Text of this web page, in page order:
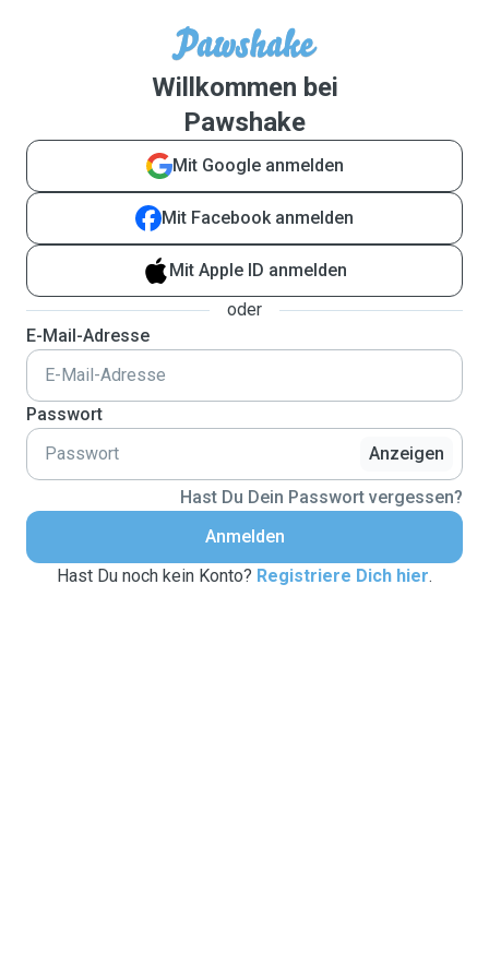
Willkommen bei
Pawshake
Mit Google anmelden
Mit Facebook anmelden
Mit Apple ID anmelden
oder
E-Mail-Adresse
Passwort
Anzeigen
Hast Du Dein Passwort vergessen?
Anmelden
Hast Du noch kein Konto? Registriere Dich hier.